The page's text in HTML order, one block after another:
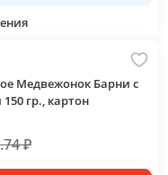
Медвежонок Барни с
гр., картон
₽